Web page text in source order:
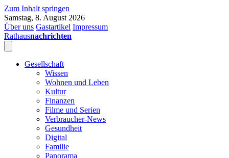
Zum Inhalt springen
Samstag, 8. August 2026
Über uns Gastartikel Impressum
Rathausnachrichten
Gesellschaft
Wissen
Wohnen und Leben
Kultur
Finanzen
Filme und Serien
Verbraucher-News
Gesundheit
Digital
Familie
Panorama